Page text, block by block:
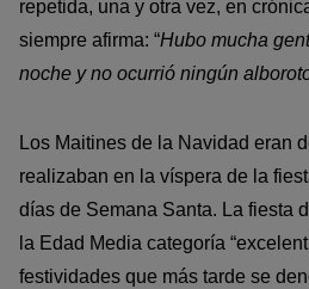
repetida, una y otra vez, en
siempre afirma: “Hubo mucha
noche y no ocurrió ningún
Los Maitines de la Navidad eran
realizaban en la víspera de la
días de Semana Santa. La fiesta
la Edad Media categoría
festividades que más tarde se